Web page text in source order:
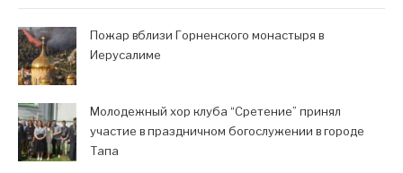
Пожар вблизи Горненского монастыря в
Иерусалиме
Молодежный хор клуба “Сретение” принял
участие в праздничном богослужении в городе
Тапа